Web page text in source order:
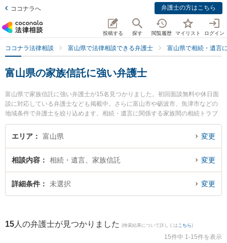
ココナラへ 弁護士の方はこちら
投稿する 探す 閲覧履歴 マイリスト ログイン
ココナラ法律相談 富山県で法律相談できる弁護士 富山県で相続・遺言
富山県の家族信託に強い弁護士
富山県で家族信託に強い弁護士が15名見つかりました。初回面談無料や休日面
談に対応している弁護士なども掲載中。さらに富山市や砺波市、魚津市などの
地域条件で弁護士を絞り込めます。相続・遺言に関係する家族間の相続トラブ
ルや認知症の相続、遺産分割等の細かな分野での絞り込み検索もでき便利で
す。特に法律事務所Z 富山オフィスの伊藤 建弁護士や脇法律事務所の脇 徹弁護
のトラブルを今すぐに弁護士に相談したい』『家族信託のトラブル解決の実績
豊富な近くの弁護士を検索したい』『初回相談無料で家族信託を法律相談でき
る富山県内の弁護士に相談予約したい』などでお困りの相談者さんにおすすめ
エリア 富山県 変更
相談内容 相続・遺言、家族信託 変更
詳細条件 未選択 変更
15 人の弁護士が見つかりました (検索結果について詳しくは こちら)
15件中 1-15件を表示